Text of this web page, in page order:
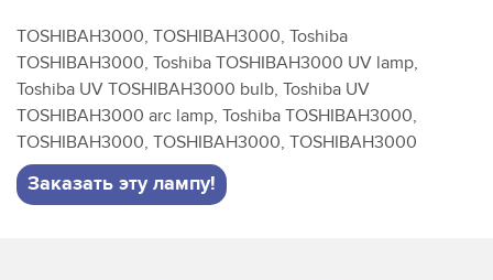
TOSHIBAH3000, TOSHIBAH3000, Toshiba
TOSHIBAH3000, Toshiba TOSHIBAH3000 UV lamp,
Toshiba UV TOSHIBAH3000 bulb, Toshiba UV
TOSHIBAH3000 arc lamp, Toshiba TOSHIBAH3000,
TOSHIBAH3000, TOSHIBAH3000, TOSHIBAH3000
Заказать эту лампу!